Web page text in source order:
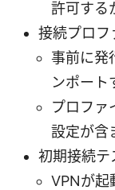
許可する
接続プロフ
事前に発
ンポート
プロファ
設定が含
初期接続テ
VPNが起